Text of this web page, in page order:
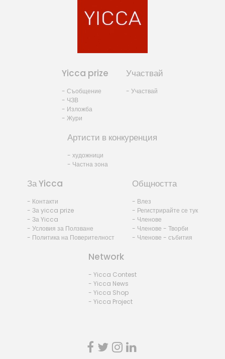
Yicca prize
- Съобщение
- ЧЗВ
- Изложба
- Жури
Участвай
- Участвай
Артисти в конкуренция
- художници
- Частна зона
За Yicca
- Контакти
- За yicca prize
- За Yicca
- Условия за Ползване
- Политика на Поверителност
Общността
- Влез
- Регистрирайте се тук
- Членове
- Членове - Творби
- Членове - събития
Network
- Yicca Contest
- Yicca News
- Yicca Shop
- Yicca Project